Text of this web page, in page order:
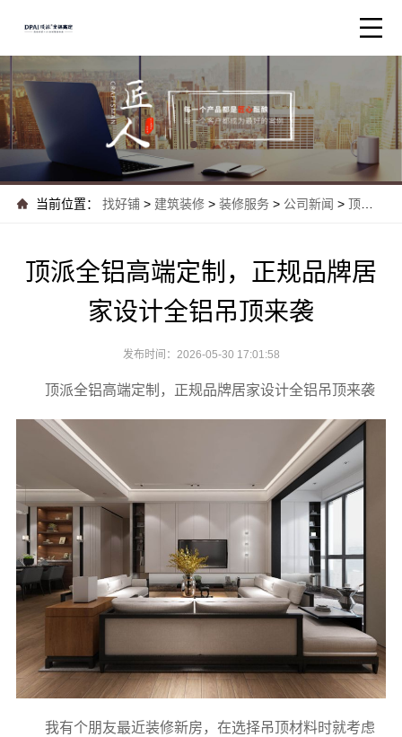
当前位置： 找好铺> 建筑装修 > 装修服务> 公司新闻 > 顶派全铝高端定制，正规品牌居家设计全铝吊..
顶派全铝高端定制，正规品牌居
家设计全铝吊顶来袭
发布时间：2026-05-30 17:01:58
顶派全铝高端定制，正规品牌居家设计全铝吊顶来袭
我有个朋友最近装修新房，在选择吊顶材料时就考虑